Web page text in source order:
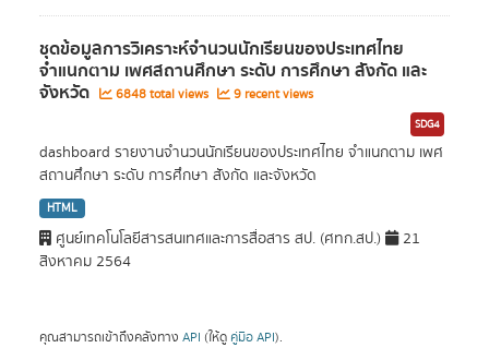
ชุดข้อมูลการวิเคราะห์จำนวนนักเรียนของประเทศไทย
จำแนกตาม เพศสถานศึกษา ระดับ การศึกษา สังกัด และ
จังหวัด 6848 total views 9 recent views
SDG4
dashboard รายงานจำนวนนักเรียนของประเทศไทย จำแนกตาม เพศ
สถานศึกษา ระดับ การศึกษา สังกัด และจังหวัด
HTML
ศูนย์เทคโนโลยีสารสนเทศและการสื่อสาร สป. (ศทก.สป.)
21
สิงหาคม 2564
คุณสามารถเข้าถึงคลังทาง API (ให้ดู คู่มือ API).